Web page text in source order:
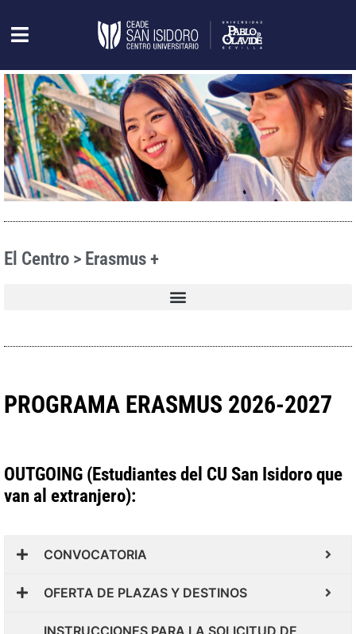
El Centro > Erasmus +
PROGRAMA ERASMUS 2026-2027
OUTGOING (Estudiantes del CU San Isidoro que
van al extranjero):
CONVOCATORIA
OFERTA DE PLAZAS Y DESTINOS
INSTRUCCIONES PARA LA SOLICITUD DE